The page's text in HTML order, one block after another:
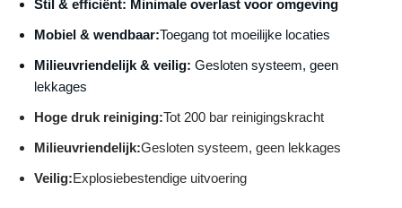
Stil & efficiënt: Minimale overlast voor omgeving
Mobiel & wendbaar:Toegang tot moeilijke locaties
Milieuvriendelijk & veilig: Gesloten systeem, geen
lekkages
Hoge druk reiniging:Tot 200 bar reinigingskracht
Milieuvriendelijk:Gesloten systeem, geen lekkages
Veilig:Explosiebestendige uitvoering